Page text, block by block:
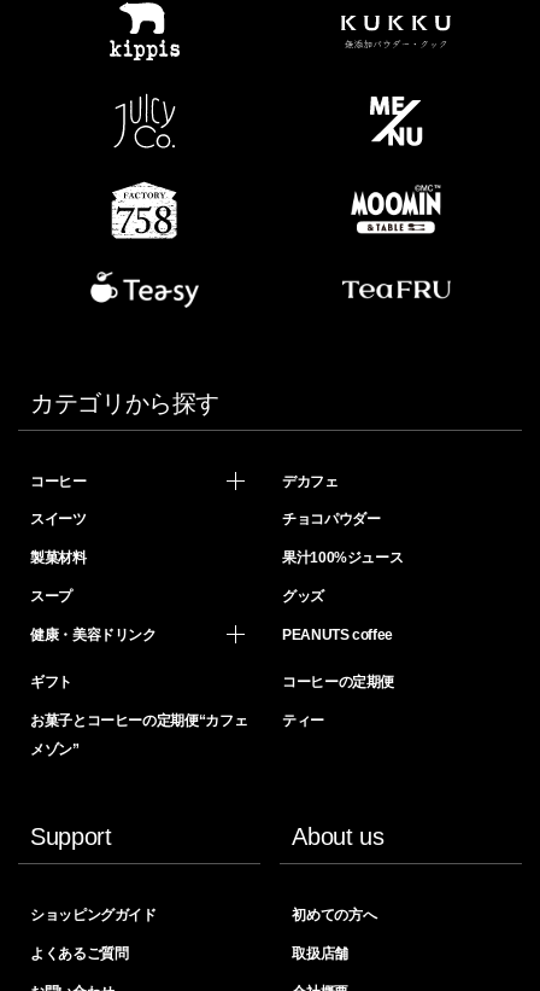
カテゴリから探す
コーヒー デカフェ
スイーツ チョコパウダー
製菓材料 果汁100%ジュース
スープ グッズ
健康・美容ドリンク PEANUTS coffee
ギフト コーヒーの定期便
お菓子とコーヒーの定期便“カフェ
メゾン”
ティー
Support
ショッピングガイド
よくあるご質問
About us
初めての方へ
取扱店舗